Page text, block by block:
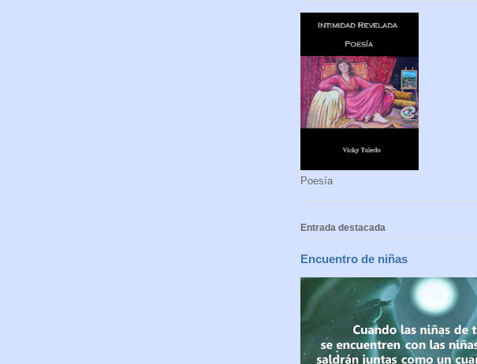
Poesía
Entrada destacada
Encuentro de niñas